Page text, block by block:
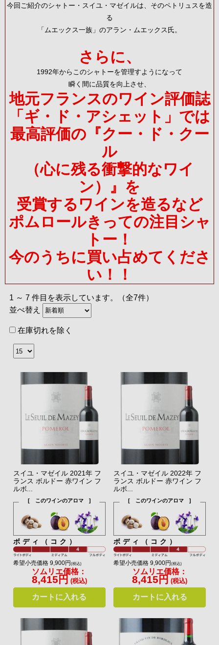
今回ご紹介のシャトー・スイユ・マゼイルは、そのペトリュスを造
る
「ムエックス一族」のアラン・ムエックス氏。
さらに、
1992年からこのシャトーを管理すようになって
瞬く間に品質を向上させ、
地元フランスのワイン評価誌
「ギ・ド・アシェット」では
最高評価の『クー・ド・クー
ル
（心に残る衝撃的なワイ
ン）』を
受賞するワインを造るなど
ポムロールきっての注目シャ
トー！
今のうちに買い占めてくださ
い！！
1 ～ 7 件目を表示しています。（全7件）
並べ替え
在庫切れを除く
スイユ・マゼイル 2021年 フ
ランス ボルドー 赤ワイン フ
ルボ...
[ このワインのアロマ ]
ボディ（コク）
希望小売価格 9,900円 (税込)
ソムリエ価格：
8,415円 (税込)
カートに入れる
スイユ・マゼイル 2022年 フ
ランス ボルドー 赤ワイン フ
ルボ...
[ このワインのアロマ ]
ボディ（コク）
希望小売価格 9,900円(税込)
ソムリエ価格：
8,415円 (税込)
カートに入れる